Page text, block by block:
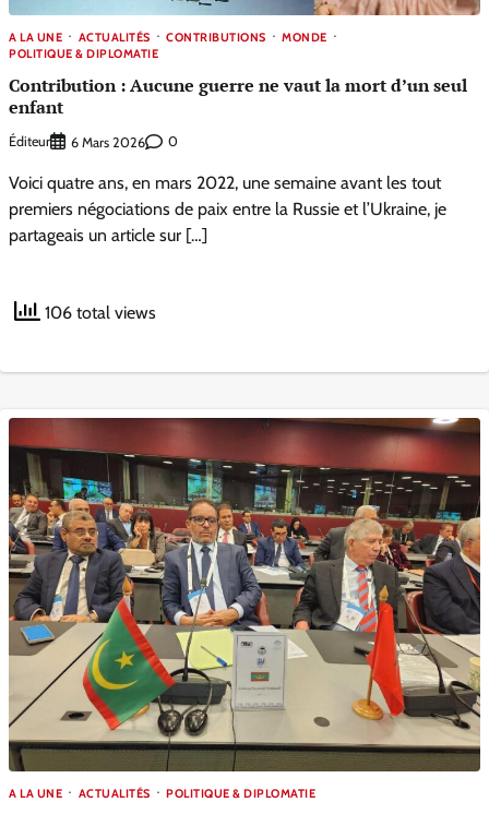
A LA UNE ACTUALITÉS CONTRIBUTIONS
MONDE
POLITIQUE & DIPLOMATIE
Contribution : Aucune guerre ne vaut la mort d’un seul
enfant
Éditeur 6 Mars 2026 0
Voici quatre ans, en mars 2022, une semaine avant les tout
premiers négociations de paix entre la Russie et l’Ukraine, je
partageais un article sur […]
106 total views
A LA UNE ACTUALITÉS POLITIQUE & DIPLOMATIE